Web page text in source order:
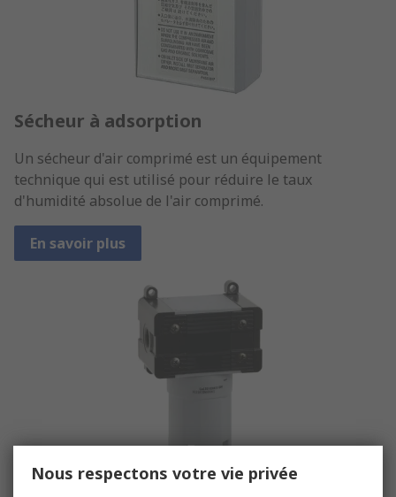
Sécheur à adsorption
Un sécheur d'air comprimé est un équipement
technique qui est utilisé pour réduire le taux
d'humidité absolue de l'air comprimé.
En savoir plus
Nous respectons votre vie privée